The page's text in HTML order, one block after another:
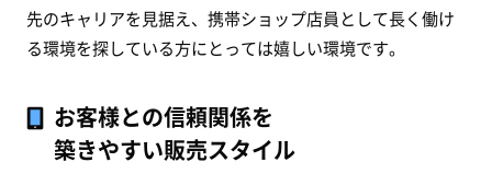
先のキャリアを見据え、携帯ショップ店員として長く働け
る環境を探している方にとっては嬉しい環境です。
お客様との信頼関係を
築きやすい販売スタイル